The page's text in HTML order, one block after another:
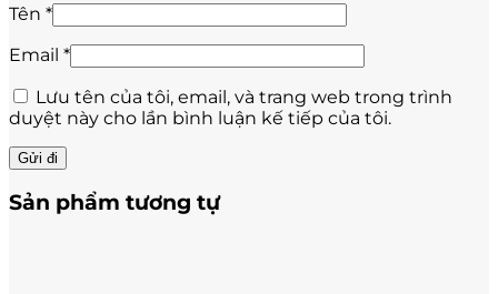
Tên *
Email *
Lưu tên của tôi, email, và trang web trong trình
duyệt này cho lần bình luận kế tiếp của tôi.
Sản phẩm tương tự